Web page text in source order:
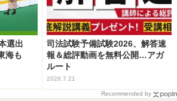
選出
海も
司法試験予備試験2026、解答速
報＆総評動画を無料公開…アガ
ルート
2026.7.21
Recommended by